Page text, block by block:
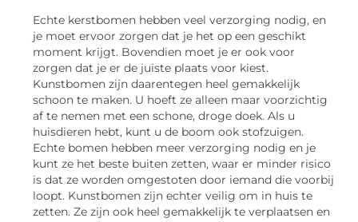
Echte kerstbomen hebben veel verzorging nodig, en
je moet ervoor zorgen dat je het op een geschikt
moment krijgt. Bovendien moet je er ook voor
zorgen dat je er de juiste plaats voor kiest.
Kunstbomen zijn daarentegen heel gemakkelijk
schoon te maken. U hoeft ze alleen maar voorzichtig
af te nemen met een schone, droge doek. Als u
huisdieren hebt, kunt u de boom ook stofzuigen.
Echte bomen hebben meer verzorging nodig en je
kunt ze het beste buiten zetten, waar er minder risico
is dat ze worden omgestoten door iemand die voorbij
loopt. Kunstbomen zijn echter veilig om in huis te
zetten. Ze zijn ook heel gemakkelijk te verplaatsen en